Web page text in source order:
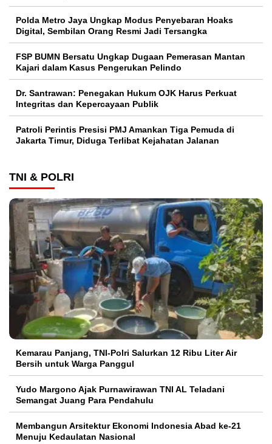
Polda Metro Jaya Ungkap Modus Penyebaran Hoaks
Digital, Sembilan Orang Resmi Jadi Tersangka
FSP BUMN Bersatu Ungkap Dugaan Pemerasan Mantan
Kajari dalam Kasus Pengerukan Pelindo
Dr. Santrawan: Penegakan Hukum OJK Harus Perkuat
Integritas dan Kepercayaan Publik
Patroli Perintis Presisi PMJ Amankan Tiga Pemuda di
Jakarta Timur, Diduga Terlibat Kejahatan Jalanan
TNI & POLRI
Kemarau Panjang, TNI-Polri Salurkan 12 Ribu Liter Air
Bersih untuk Warga Panggul
Yudo Margono Ajak Purnawirawan TNI AL Teladani
Semangat Juang Para Pendahulu
Membangun Arsitektur Ekonomi Indonesia Abad ke-21
Menuju Kedaulatan Nasional